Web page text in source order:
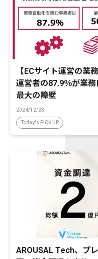
【ECサイト運営の業
運営者の87.9％が業
最大の障壁
2024/12/23
Today's PICK UP
AROUSAL Tech、プ